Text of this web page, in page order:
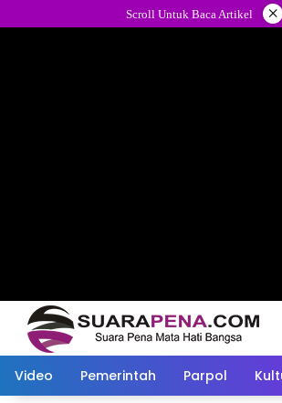
ke
Scroll Untuk Baca Artikel ×
Video Pemerintah Parpol